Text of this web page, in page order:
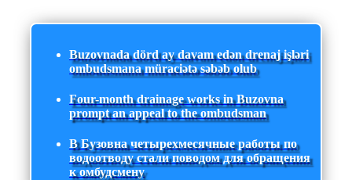
Buzovnada dörd ay davam edən drenaj işləri
ombudsmana müraciətə səbəb olub
Four-month drainage works in Buzovna
prompt an appeal to the ombudsman
В Бузовна четырехмесячные работы по
водоотводу стали поводом для обращения
к омбудсмену